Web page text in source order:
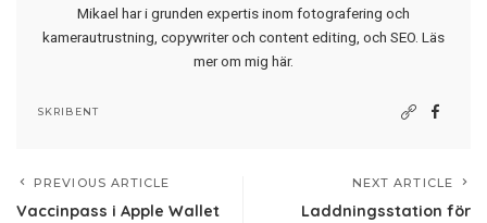
Mikael har i grunden expertis inom fotografering och
kamerautrustning, copywriter och content editing, och SEO. Läs
mer om mig här.
SKRIBENT
PREVIOUS ARTICLE
Vaccinpass i Apple Wallet
NEXT ARTICLE
Laddningsstation för